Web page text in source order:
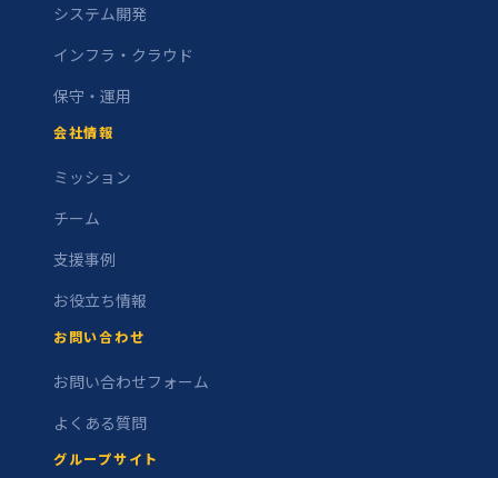
システム開発
インフラ・クラウド
保守・運用
会社情報
ミッション
チーム
支援事例
お役立ち情報
お問い合わせ
お問い合わせフォーム
よくある質問
グループサイト